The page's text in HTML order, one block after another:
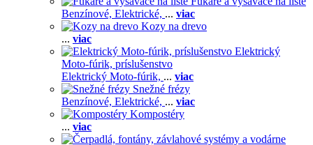
Benzínové, Elektrické, ... viac
Kozy na drevo
... viac
Elektrický
Moto-fúrik, príslušenstvo
Elektrický Moto-fúrik, ... viac
Snežné frézy
Benzínové, Elektrické, ... viac
Kompostéry
... viac